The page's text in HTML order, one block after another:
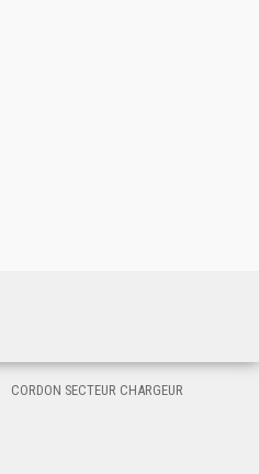
CORDON SECTEUR CHARGEUR